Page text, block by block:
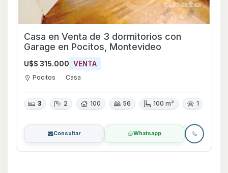
Casa en Venta de 3 dormitorios con
Garage en Pocitos, Montevideo
U$S 315.000 VENTA
Pocitos Casa
3 2 100 56 100 m² 1
Consultar Whatsapp